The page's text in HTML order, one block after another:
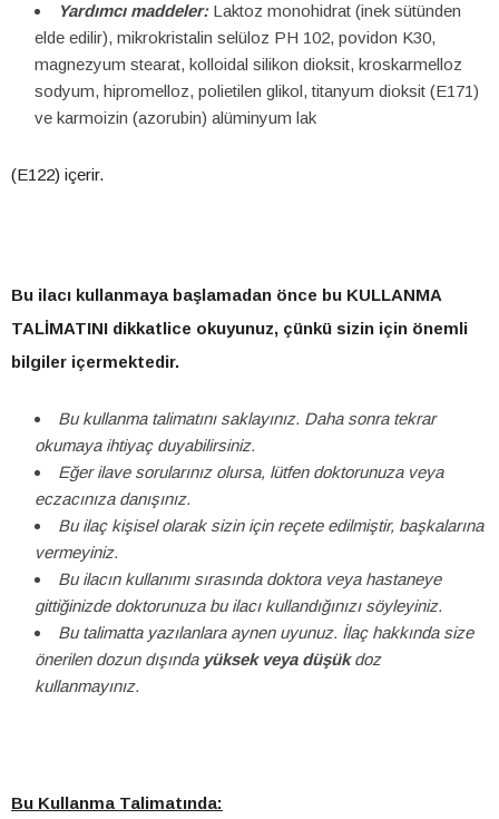
Yardımcı maddeler: Laktoz monohidrat (inek sütünden
elde edilir), mikrokristalin selüloz PH 102, povidon K30,
magnezyum stearat, kolloidal silikon dioksit, kroskarmelloz
sodyum, hipromelloz, polietilen glikol, titanyum dioksit (E171)
ve karmoizin (azorubin) alüminyum lak
(E122) içerir.
Bu ilacı kullanmaya başlamadan önce bu KULLANMA
TALİMATINI dikkatlice okuyunuz, çünkü sizin için önemli
bilgiler içermektedir.
Bu kullanma talimatını saklayınız. Daha sonra tekrar
okumaya ihtiyaç duyabilirsiniz.
Eğer ilave sorularınız olursa, lütfen doktorunuza veya
eczacınıza danışınız.
Bu ilaç kişisel olarak sizin için reçete edilmiştir, başkalarına
vermeyiniz.
Bu ilacın kullanımı sırasında doktora veya hastaneye
gittiğinizde doktorunuza bu ilacı kullandığınızı söyleyiniz.
Bu talimatta yazılanlara aynen uyunuz. İlaç hakkında size
önerilen dozun dışında yüksek veya düşükdoz
kullanmayınız.
Bu Kullanma Talimatında: